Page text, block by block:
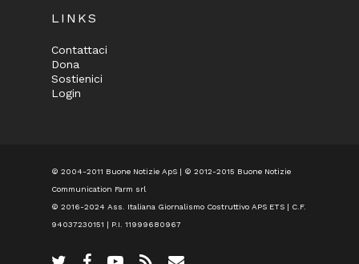
LINKS
Contattaci
Dona
Sostienici
Login
© 2004-2011 Buone Notizie ApS | © 2012-2015 Buone Notizie
Communication Farm srl
© 2016-2024 Ass. Italiana Giornalismo Costruttivo APS ETS | C.F.
94037230151 | P.I. 11999680967